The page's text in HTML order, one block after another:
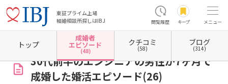
東証プライム上場
結婚相談所探しはIBJ
閲覧履歴 キープ メニュー
ホーム 広島県の結婚相談所 広島県広島市 広島県広島市中区 ブランズ広島サロン
30代前半のエンジニアの男性が7ヶ月で
成婚した婚活エピソード(26)
トップ
成婚者
エピソード
(48)
クチコミ
(58)
ブログ
(314)